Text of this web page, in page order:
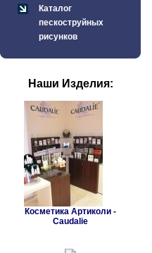
Каталог
пескоструйных
рисунков
Наши Изделия:
Косметика Артиколи -
Caudalie